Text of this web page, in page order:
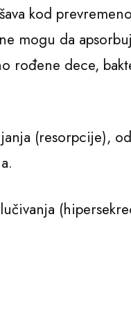
kod
mogu da
rođene dece,
(resorpcije),